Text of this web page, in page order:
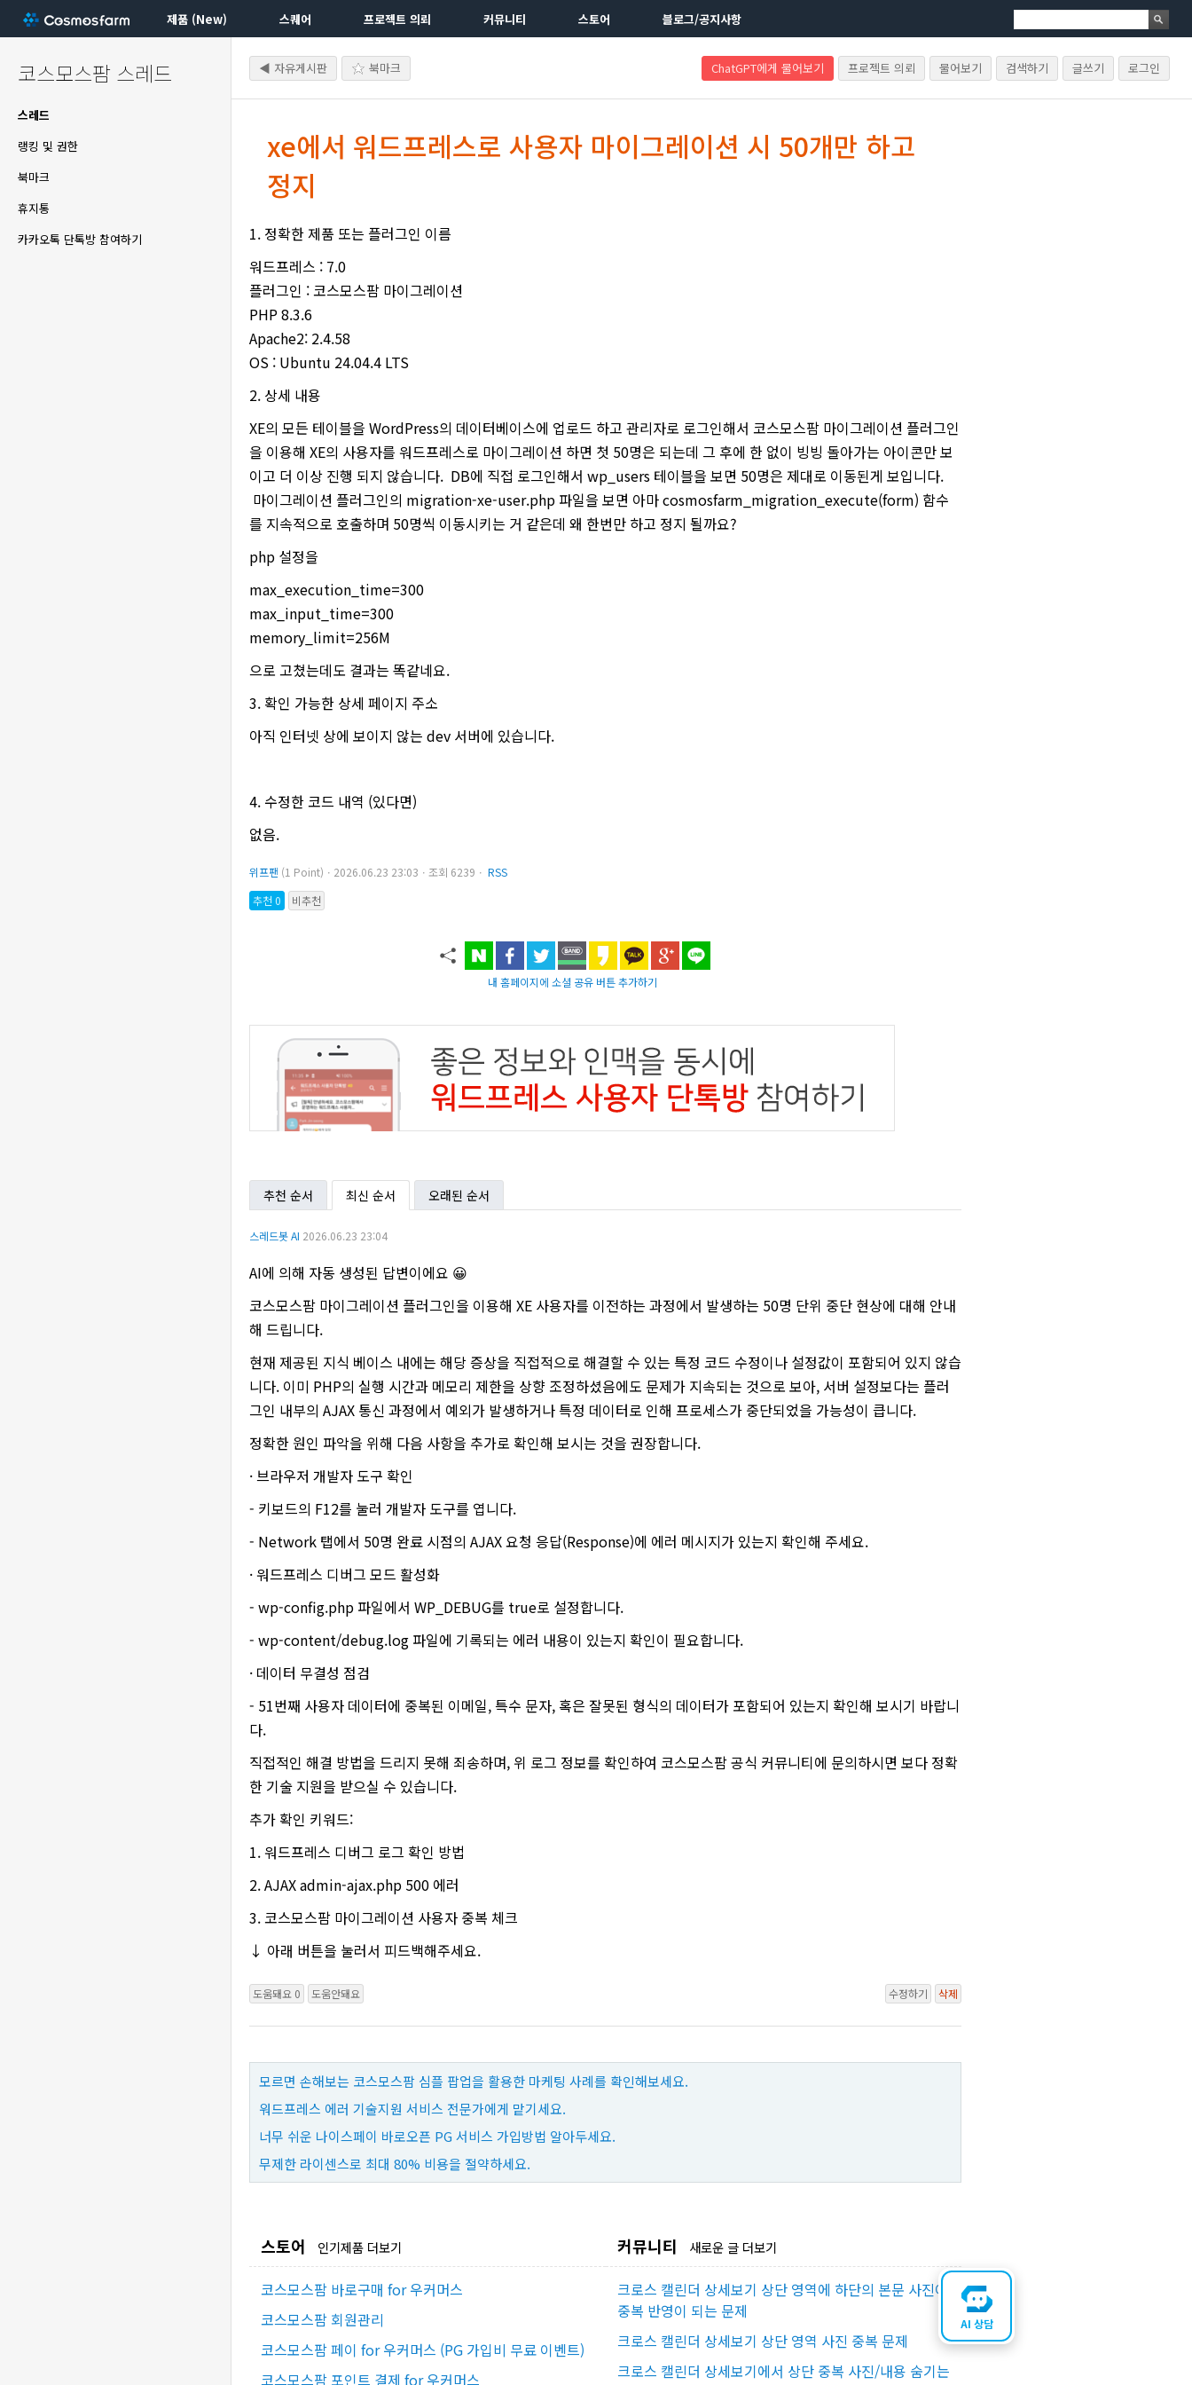
제품 (New) 스퀘어 프로젝트 의뢰 커뮤니티 스토어 블로그/공지사항
코스모스팜 스레드
스레드
랭킹 및 권한
북마크
휴지통
카카오톡 단톡방 참여하기
◀ 자유게시판 북마크 ChatGPT에게 물어보기 프로젝트 의뢰 물어보기 검색하기 글쓰기 로그인
xe에서 워드프레스로 사용자 마이그레이션 시 50개만 하고
정지
1. 정확한 제품 또는 플러그인 이름
워드프레스 : 7.0
플러그인 : 코스모스팜 마이그레이션
PHP 8.3.6
Apache2: 2.4.58
OS : Ubuntu 24.04.4 LTS
2. 상세 내용
XE의 모든 테이블을 WordPress의 데이터베이스에 업로드 하고 관리자로 로그인해서 코스모스팜 마이그레이션 플러그인
을 이용해 XE의 사용자를 워드프레스로 마이그레이션 하면 첫 50명은 되는데 그 후에 한 없이 빙빙 돌아가는 아이콘만 보
이고 더 이상 진행 되지 않습니다. DB에 직접 로그인해서 wp_users 테이블을 보면 50명은 제대로 이동된게 보입니다.
마이그레이션 플러그인의 migration-xe-user.php 파일을 보면 아마 cosmosfarm_migration_execute(form) 함수
를 지속적으로 호출하며 50명씩 이동시키는 거 같은데 왜 한번만 하고 정지 될까요?
php 설정을
max_execution_time=300
max_input_time=300
memory_limit=256M
으로 고쳤는데도 결과는 똑같네요.
3. 확인 가능한 상세 페이지 주소
아직 인터넷 상에 보이지 않는 dev 서버에 있습니다.
4. 수정한 코드 내역 (있다면)
없음.
위프팬 (1 Point)ㆍ2026.06.23 23:03ㆍ조회 6239ㆍ RSS
추천 0
비추천
내 홈페이지에 소셜 공유 버튼 추가하기
추천 순서 최신 순서 오래된 순서
스레드봇 AI 2026.06.23 23:04
AI에 의해 자동 생성된 답변이에요 😀
코스모스팜 마이그레이션 플러그인을 이용해 XE 사용자를 이전하는 과정에서 발생하는 50명 단위 중단 현상에 대해 안내
해 드립니다.
현재 제공된 지식 베이스 내에는 해당 증상을 직접적으로 해결할 수 있는 특정 코드 수정이나 설정값이 포함되어 있지 않습
니다. 이미 PHP의 실행 시간과 메모리 제한을 상향 조정하셨음에도 문제가 지속되는 것으로 보아, 서버 설정보다는 플러
그인 내부의 AJAX 통신 과정에서 예외가 발생하거나 특정 데이터로 인해 프로세스가 중단되었을 가능성이 큽니다.
정확한 원인 파악을 위해 다음 사항을 추가로 확인해 보시는 것을 권장합니다.
· 브라우저 개발자 도구 확인
- 키보드의 F12를 눌러 개발자 도구를 엽니다.
- Network 탭에서 50명 완료 시점의 AJAX 요청 응답(Response)에 에러 메시지가 있는지 확인해 주세요.
· 워드프레스 디버그 모드 활성화
- wp-config.php 파일에서 WP_DEBUG를 true로 설정합니다.
- wp-content/debug.log 파일에 기록되는 에러 내용이 있는지 확인이 필요합니다.
· 데이터 무결성 점검
- 51번째 사용자 데이터에 중복된 이메일, 특수 문자, 혹은 잘못된 형식의 데이터가 포함되어 있는지 확인해 보시기 바랍니
다.
직접적인 해결 방법을 드리지 못해 죄송하며, 위 로그 정보를 확인하여 코스모스팜 공식 커뮤니티에 문의하시면 보다 정확
한 기술 지원을 받으실 수 있습니다.
추가 확인 키워드:
1. 워드프레스 디버그 로그 확인 방법
2. AJAX admin-ajax.php 500 에러
3. 코스모스팜 마이그레이션 사용자 중복 체크
↓ 아래 버튼을 눌러서 피드백해주세요.
도움돼요 0 도움안돼요 수정하기 삭제
모르면 손해보는 코스모스팜 심플 팝업을 활용한 마케팅 사례를 확인해보세요.
워드프레스 에러 기술지원 서비스 전문가에게 맡기세요.
너무 쉬운 나이스페이 바로오픈 PG 서비스 가입방법 알아두세요.
무제한 라이센스로 최대 80% 비용을 절약하세요.
스토어 인기제품 더보기
코스모스팜 바로구매 for 우커머스
코스모스팜 회원관리
코스모스팜 페이 for 우커머스 (PG 가입비 무료 이벤트)
코스모스팜 포인트 결제 for 우커머스
커뮤니티 새로운 글 더보기
크로스 캘린더 상세보기 상단 영역에 하단의 본문 사진이
중복 반영이 되는 문제
크로스 캘린더 상세보기 상단 영역 사진 중복 문제
크로스 캘린더 상세보기에서 상단 중복 사진/내용 숨기는
AI 상담